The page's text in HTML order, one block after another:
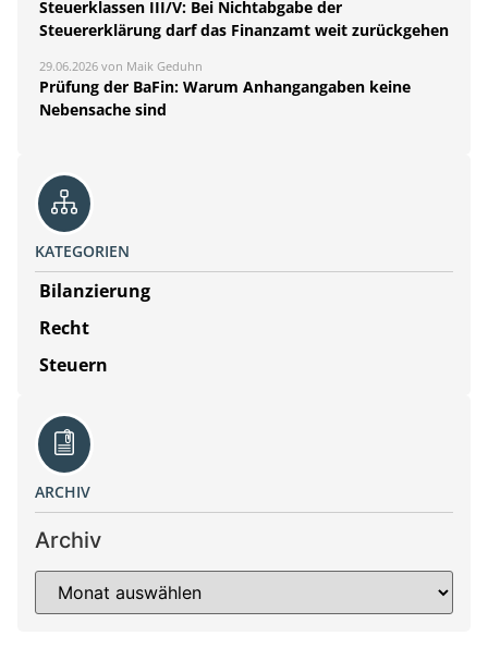
Steuerklassen III/V: Bei Nichtabgabe der
Steuererklärung darf das Finanzamt weit zurückgehen
29.06.2026 von Maik Geduhn
Prüfung der BaFin: Warum Anhangangaben keine
Nebensache sind
KATEGORIEN
Bilanzierung
Recht
Steuern
ARCHIV
Archiv